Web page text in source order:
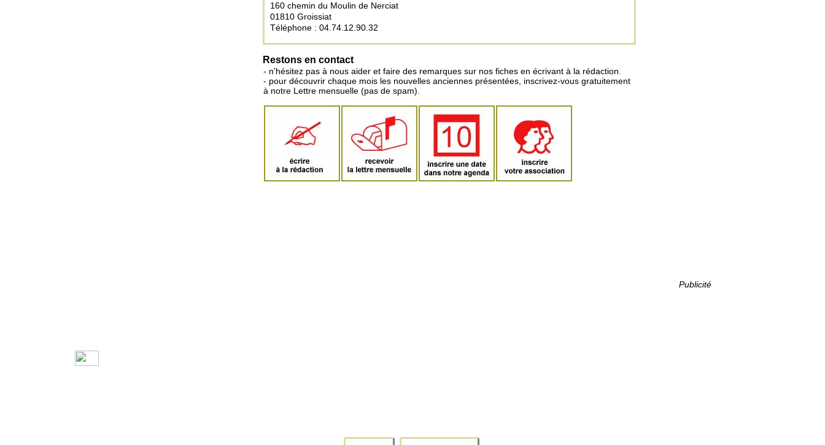
Publicité
160 chemin du Moulin de Nerciat
01810 Groissiat
Téléphone : 04.74.12.90.32
Restons en contact
- n'hésitez pas à nous aider et faire des remarques sur nos fiches en écrivant à la rédaction.
- pour découvrir chaque mois les nouvelles anciennes présentées, inscrivez-vous gratuitement
à notre Lettre mensuelle (pas de spam).